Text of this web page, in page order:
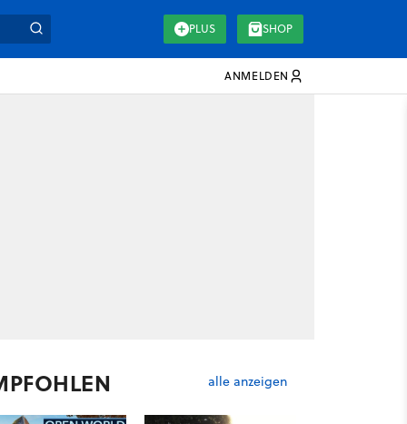
PLUS SHOP
ANMELDEN
alle anzeigen